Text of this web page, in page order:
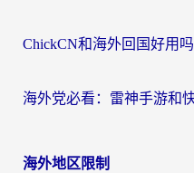
海外地区限制